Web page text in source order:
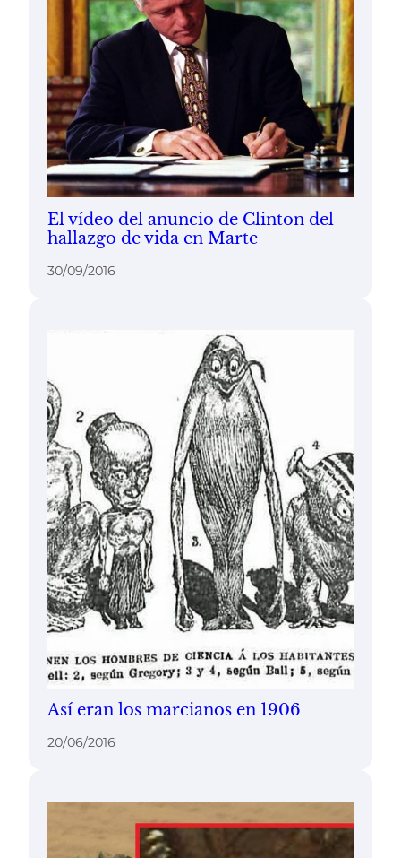
El vídeo del anuncio de Clinton del
hallazgo de vida en Marte
30/09/2016
Así eran los marcianos en 1906
20/06/2016